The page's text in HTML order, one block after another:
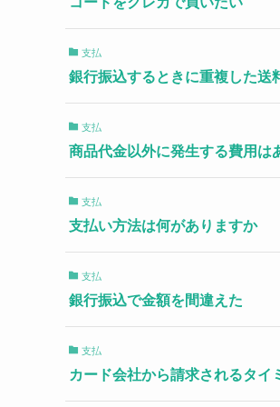
支払
銀行振込するときに重複した送
支払
商品代金以外に発生する費用は
支払
支払い方法は何がありますか
支払
銀行振込で金額を間違えた
支払
カード会社から請求されるタイ